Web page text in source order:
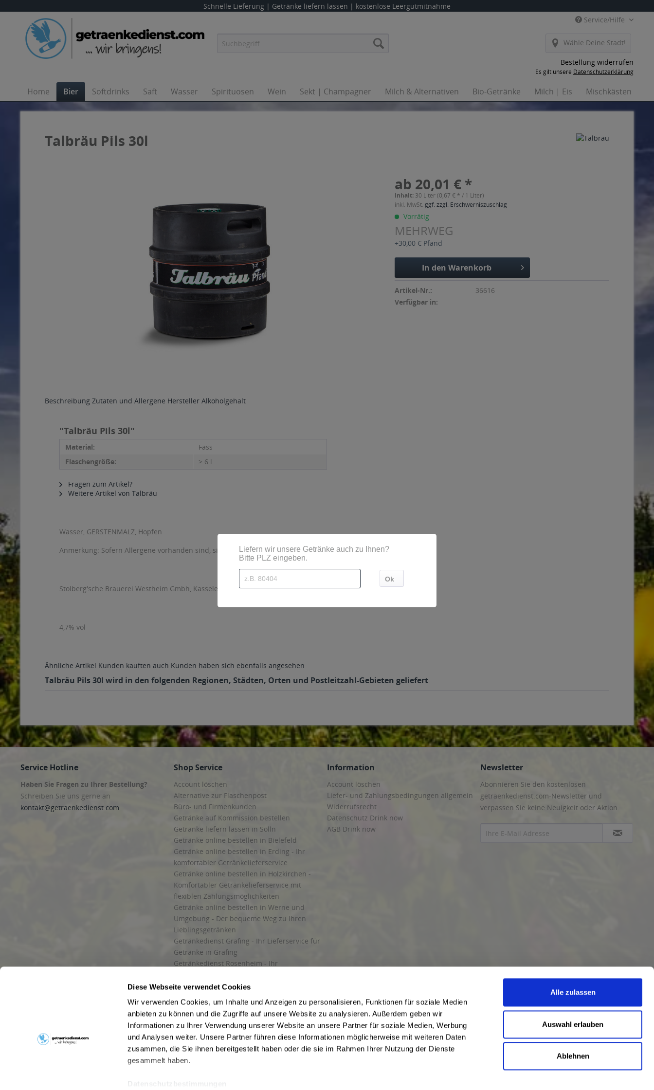
Diese Webseite verwendet Cookies
Wir verwenden Cookies, um Inhalte und Anzeigen zu personalisieren, Funktionen für soziale Medien
anbieten zu können und die Zugriffe auf unsere Website zu analysieren. Außerdem geben wir
Informationen zu Ihrer Verwendung unserer Website an unsere Partner für soziale Medien, Werbung
und Analysen weiter. Unsere Partner führen diese Informationen möglicherweise mit weiteren Daten
zusammen, die Sie ihnen bereitgestellt haben oder die sie im Rahmen Ihrer Nutzung der Dienste
gesammelt haben.
Alle zulassen
Auswahl erlauben
Ablehnen
Schnelle Lieferung | Getränke liefern lassen | kostenlose Leergutmitnahme
Service/Hilfe
Wähle Deine Stadt!
Bestellung widerrufen
Es gilt unsere Datenschutzerklärung
Home Bier Softdrinks Saft Wasser Spirituosen Wein Sekt | Champagner Milch & Alternativen Bio-Getränke Milch | Eis Mischkästen
Talbräu Pils 30l
ab 20,01 € *
Inhalt: 30 Liter (0,67 € * / 1 Liter)
inkl. MwSt. ggf. zzgl. Erschwerniszuschlag
Vorrätig
MEHRWEG
+30,00 € Pfand
In den Warenkorb
Artikel-Nr.:
36616
Verfügbar in:
Beschreibung Zutaten und Allergene Hersteller Alkoholgehalt
"Talbräu Pils 30l"
Material:
Fass
Flaschengröße:
> 6 l
Fragen zum Artikel?
Weitere Artikel von Talbräu
Wasser, GERSTENMALZ, Hopfen
Anmerkung: Sofern Allergene vorhanden sind, sind diese mittels Großbuchstaben besonders hervorgehoben
Stolberg'sche Brauerei Westheim Gmbh, Kasseler Str. 7, 34431 Marsberg
4,7% vol
Ähnliche Artikel Kunden kauften auch Kunden haben sich ebenfalls angesehen
Talbräu Pils 30l wird in den folgenden Regionen, Städten, Orten und Postleitzahl-Gebieten geliefert
Service Hotline
Haben Sie Fragen zu Ihrer Bestellung?
Schreiben Sie uns gerne an
kontakt@getraenkedienst.com
Shop Service
Account löschen
Alternative zur Flaschenpost
Büro- und Firmenkunden
Getränke auf Kommission bestellen
Getränke liefern lassen in Solln
Getränke online bestellen in Bielefeld
Getränke online bestellen in Erding - Ihr
komfortabler Getränkelieferservice
Getränke online bestellen in Holzkirchen -
Komfortabler Getränkelieferservice mit
flexiblen Zahlungsmöglichkeiten
Getränke online bestellen in Werne und
Umgebung - Der bequeme Weg zu Ihren
Lieblingsgetränken
Getränkedienst Grafing - Ihr Lieferservice für
Getränke in Grafing
Getränkedienst Rosenheim - Ihr
und Umgebung
Getränkelieferung in Starnberg
Liefergebiet
Lieferservice für Getränke
Wir liefern Getränke
Kontakt
Newsletter
Information
Account löschen
Liefer- und Zahlungsbedingungen allgemein
Widerrufsrecht
Datenschutz Drink now
AGB Drink now
Newsletter
Abonnieren Sie den kostenlosen
getraenkedienst.com-Newsletter und
verpassen Sie keine Neuigkeit oder Aktion.